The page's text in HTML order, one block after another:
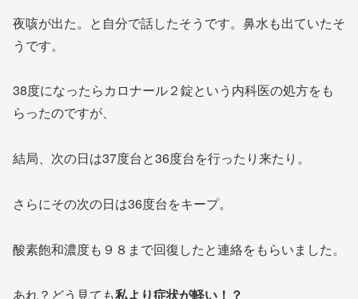
夜咳が出た。と自分で話したそうです。鼻水も出ていたそ
うです。
38度になったらカロナール２錠という内科医の処方をも
らったのですが、
結局、次の日は37度台と36度台を行ったり来たり。
さらにその次の日は36度台をキープ。
酸素飽和濃度も９８まで回復したと連絡をもらいました。
あれ？どう見ても私より症状が軽い！？